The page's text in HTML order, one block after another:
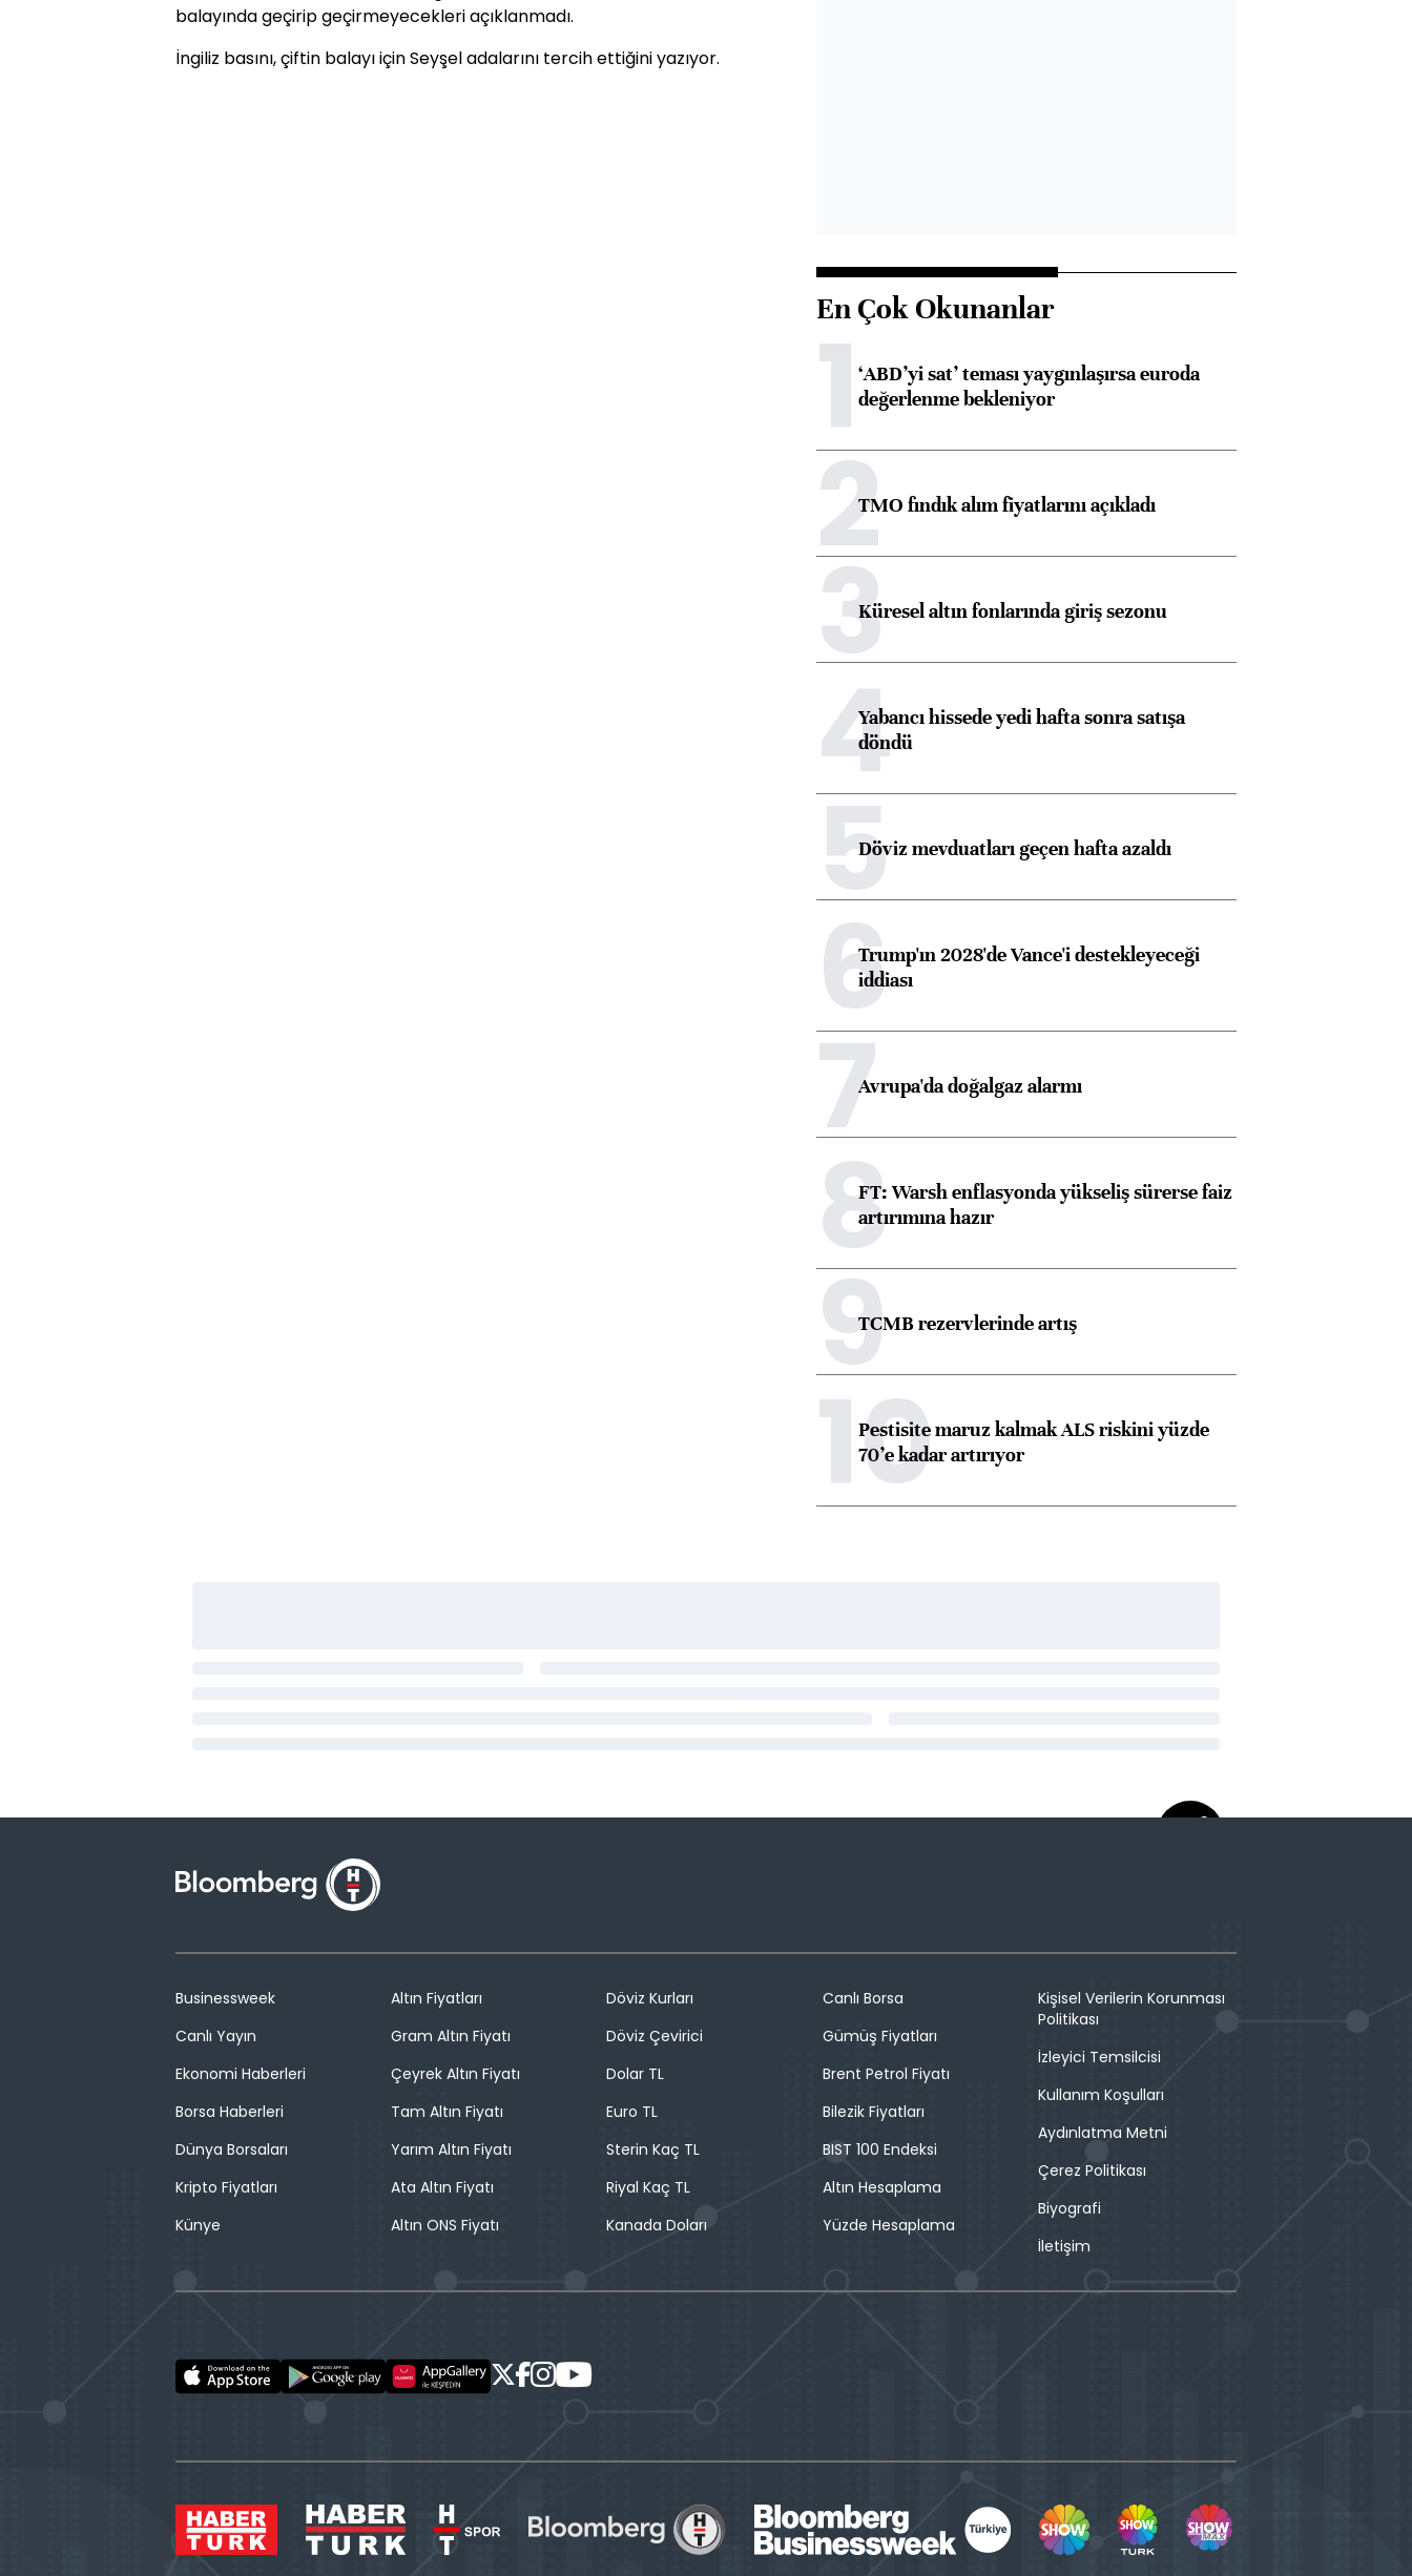
balayında geçirip geçirmeyecekleri açıklanmadı.
İngiliz basını, çiftin balayı için Seyşel adalarını tercih ettiğini yazıyor.
En Çok Okunanlar
1‘ABD’yi sat’ teması yaygınlaşırsa euroda
değerlenme bekleniyor
2TMO fındık alım fiyatlarını açıkladı
3Küresel altın fonlarında giriş sezonu
4Yabancı hissede yedi hafta sonra satışa
döndü
5Döviz mevduatları geçen hafta azaldı
6Trump'ın 2028'de Vance'i destekleyeceği
iddiası
7Avrupa'da doğalgaz alarmı
8FT: Warsh enflasyonda yükseliş sürerse faiz
artırımına hazır
9TCMB rezervlerinde artış
10
Pestisite maruz kalmak ALS riskini yüzde
70’e kadar artırıyor
Businessweek
Canlı Yayın
Ekonomi Haberleri
Borsa Haberleri
Dünya Borsaları
Kripto Fiyatları
Künye
Altın Fiyatları
Gram Altın Fiyatı
Çeyrek Altın Fiyatı
Tam Altın Fiyatı
Yarım Altın Fiyatı
Ata Altın Fiyatı
Altın ONS Fiyatı
Döviz Kurları
Döviz Çevirici
Dolar TL
Euro TL
Sterin Kaç TL
Riyal Kaç TL
Kanada Doları
Canlı Borsa
Gümüş Fiyatları
Brent Petrol Fiyatı
Bilezik Fiyatları
BIST 100 Endeksi
Altın Hesaplama
Yüzde Hesaplama
Kişisel Verilerin Korunması
Politikası
İzleyici Temsilcisi
Kullanım Koşulları
Aydınlatma Metni
Çerez Politikası
Biyografi
İletişim